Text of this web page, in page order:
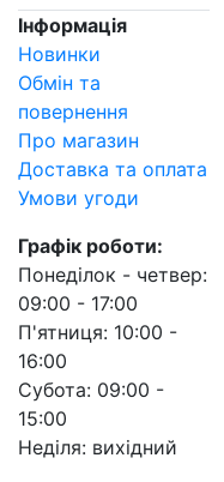
Інформація
Новинки
Обмін та
повернення
Про магазин
Доставка та оплата
Умови угоди
Графік роботи:
Понеділок - четвер:
09:00 - 17:00
П'ятниця: 10:00 -
16:00
Субота: 09:00 -
15:00
Неділя: вихідний